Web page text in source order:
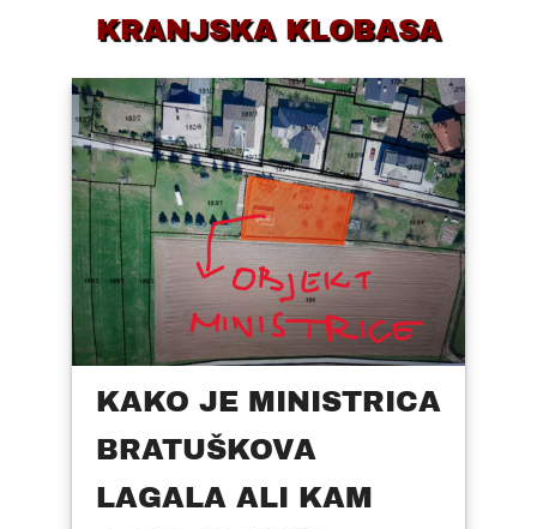
KRANJSKA KLOBASA
KAKO JE MINISTRICA
BRATUŠKOVA
LAGALA ALI KAM